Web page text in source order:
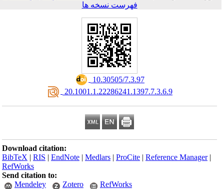
فهرست نسخه ها
‎ 10.30505/7.3.97
‎ 20.1001.1.22286241.1397.7.3.6.9
Download citation:
BibTeX |RIS |EndNote |Medlars |ProCite |Reference Manager
RefWorks
Send citation to:
Mendeley
Zotero RefWorks